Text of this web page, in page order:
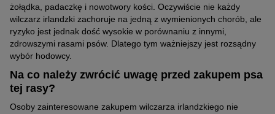
żołądka, padaczkę i nowotwory kości. Oczywiście nie każdy
wilczarz irlandzki zachoruje na jedną z wymienionych chorób, ale
ryzyko jest jednak dość wysokie w porównaniu z innymi,
zdrowszymi rasami psów. Dlatego tym ważniejszy jest rozsądny
wybór hodowcy.
Na co należy zwrócić uwagę przed zakupem psa
tej rasy?
Osoby zainteresowane zakupem wilczarza irlandzkiego nie